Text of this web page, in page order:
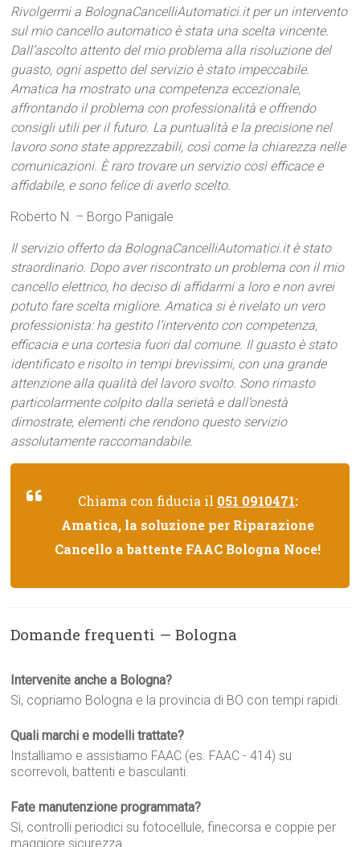
Rivolgermi a BolognaCancelliAutomatici.it per un intervento
sul mio cancello automatico è stata una scelta vincente.
Dall’ascolto attento del mio problema alla risoluzione del
guasto, ogni aspetto del servizio è stato impeccabile.
Amatica ha mostrato una competenza eccezionale,
affrontando il problema con professionalità e offrendo
consigli utili per il futuro. La puntualità e la precisione nel
lavoro sono state apprezzabili, così come la chiarezza nelle
comunicazioni. È raro trovare un servizio così efficace e
affidabile, e sono felice di averlo scelto.
Roberto N. – Borgo Panigale
Il servizio offerto da BolognaCancelliAutomatici.it è stato
straordinario. Dopo aver riscontrato un problema con il mio
cancello elettrico, ho deciso di affidarmi a loro e non avrei
potuto fare scelta migliore. Amatica si è rivelato un vero
professionista: ha gestito l’intervento con competenza,
efficacia e una cortesia fuori dal comune. Il guasto è stato
identificato e risolto in tempi brevissimi, con una grande
attenzione alla qualità del lavoro svolto. Sono rimasto
particolarmente colpito dalla serietà e dall’onestà
dimostrate, elementi che rendono questo servizio
assolutamente raccomandabile.
Chiama con fiducia il 051 0910471:
Amatica, la soluzione per Riparazione
Cancello a battente FAAC Bologna Noce!
Domande frequenti — Bologna
Intervenite anche a Bologna?
Sì, copriamo Bologna e la provincia di BO con tempi rapidi.
Quali marchi e modelli trattate?
Installiamo e assistiamo FAAC (es. FAAC - 414) su
scorrevoli, battenti e basculanti.
Fate manutenzione programmata?
Sì, controlli periodici su fotocellule, finecorsa e coppie per
maggiore sicurezza.